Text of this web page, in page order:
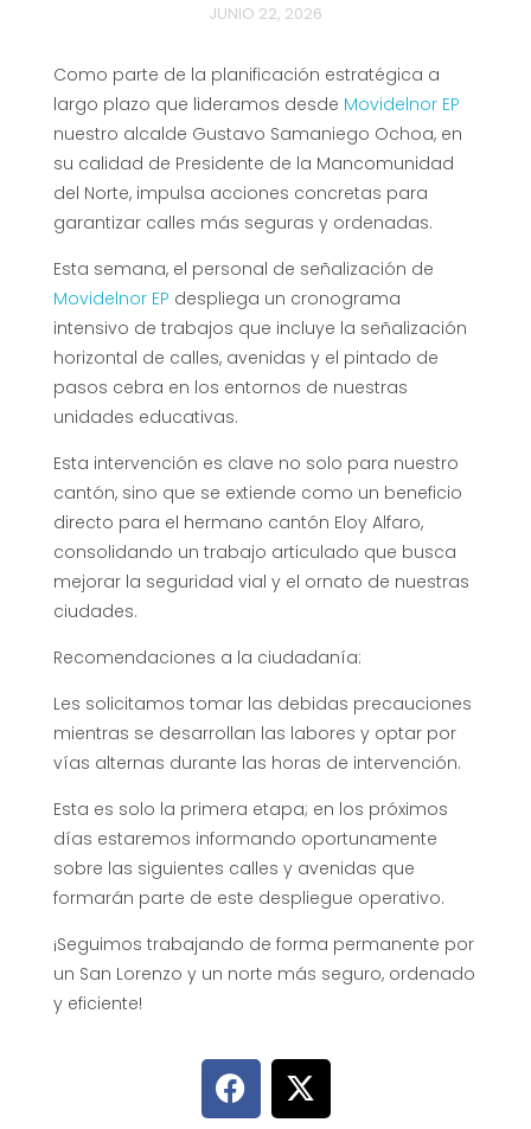
JUNIO 22, 2026
Como parte de la planificación estratégica a
largo plazo que lideramos desde Movidelnor EP
nuestro alcalde Gustavo Samaniego Ochoa, en
su calidad de Presidente de la Mancomunidad
del Norte, impulsa acciones concretas para
garantizar calles más seguras y ordenadas.
Esta semana, el personal de señalización de
Movidelnor EP despliega un cronograma
intensivo de trabajos que incluye la señalización
horizontal de calles, avenidas y el pintado de
pasos cebra en los entornos de nuestras
unidades educativas.
Esta intervención es clave no solo para nuestro
cantón, sino que se extiende como un beneficio
directo para el hermano cantón Eloy Alfaro,
consolidando un trabajo articulado que busca
mejorar la seguridad vial y el ornato de nuestras
ciudades.
Recomendaciones a la ciudadanía:
Les solicitamos tomar las debidas precauciones
mientras se desarrollan las labores y optar por
vías alternas durante las horas de intervención.
Esta es solo la primera etapa; en los próximos
días estaremos informando oportunamente
sobre las siguientes calles y avenidas que
formarán parte de este despliegue operativo.
¡Seguimos trabajando de forma permanente por
un San Lorenzo y un norte más seguro, ordenado
y eficiente!